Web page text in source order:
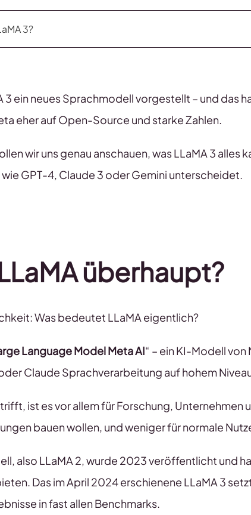
3?
3 ein neues Sprachmodell vorgestellt – und das
eher auf Open-Source und starke Zahlen.
wir uns genau anschauen, was LLaMA 3 alles
GPT-4, Claude 3 oder Gemini unterscheidet.
überhaupt?
Was bedeutet LLaMA eigentlich?
Language Model Meta AI“ – ein KI-Modell
Claude Sprachverarbeitung auf hohem
ist es vor allem für Forschung, Unternehmen
bauen wollen, und weniger für normale
also LLaMA 2, wurde 2023 veröffentlicht und
Das im April 2024 erschienene LLaMA 3
in fast allen Benchmarks.